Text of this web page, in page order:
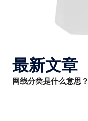
最新文章
网线分类是什么意思？